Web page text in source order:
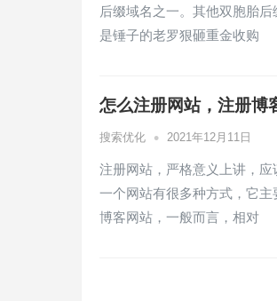
后缀域名之一。其他双胞胎
是锤子的老罗狠砸重金收购
怎么注册网站，注册博
搜索优化 • 2021年12月11日
注册网站，严格意义上讲，
一个网站有很多种方式，它
博客网站，一般而言，相对